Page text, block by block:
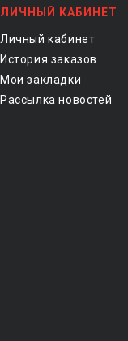
ЛИЧНЫЙ КАБИНЕТ
Личный кабинет
История заказов
Мои закладки
Рассылка новостей